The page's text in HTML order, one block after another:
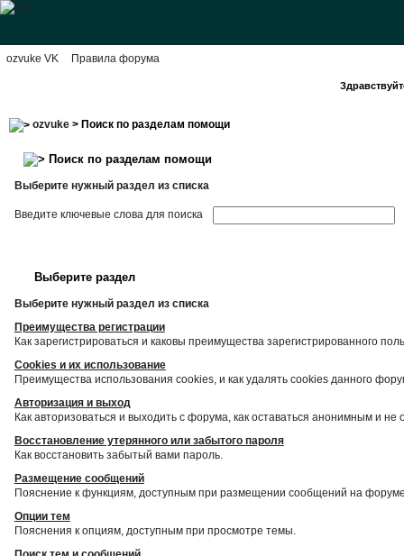
ozvuke VK Правила форума
ozvuke> Поиск по разделам помощи
Поиск по разделам помощи
Выберите нужный раздел из списка
Введите ключевые слова для поиска
Выберите раздел
Выберите нужный раздел из списка
Преимущества регистрации
Как зарегистрироваться и каковы преимущества зарегистрированного
Cookies и их использование
Преимущества использования cookies, и как удалять cookies данного
Авторизация и выход
Как авторизоваться и выходить с форума, как оставаться анонимным и
Восстановление утерянного или забытого пароля
Как восстановить забытый вами пароль.
Размещение сообщений
Пояснение к функциям, доступным при размещении сообщений на
Опции тем
Пояснения к опциям, доступным при просмотре темы.